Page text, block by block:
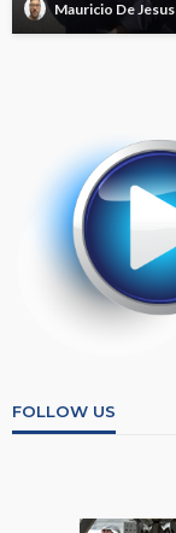
Mauricio De Jesus
FOLLOW US